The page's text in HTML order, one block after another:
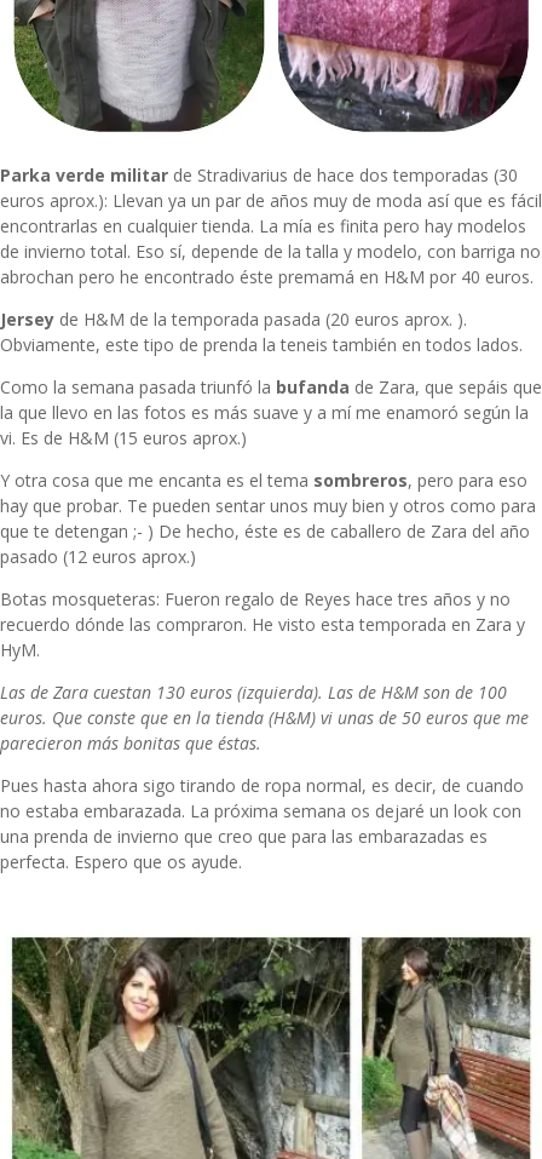
Parka verde militar de Stradivarius de hace dos temporadas (30
euros aprox.): Llevan ya un par de años muy de moda así que es fácil
encontrarlas en cualquier tienda. La mía es finita pero hay modelos
de invierno total. Eso sí, depende de la talla y modelo, con barriga no
abrochan pero he encontrado éste premamá en H&M por 40 euros.
Jersey de H&M de la temporada pasada (20 euros aprox. ).
Obviamente, este tipo de prenda la teneis también en todos lados.
Como la semana pasada triunfó la bufanda de Zara, que sepáis que
la que llevo en las fotos es más suave y a mí me enamoró según la
vi. Es de H&M (15 euros aprox.)
Y otra cosa que me encanta es el tema sombreros, pero para eso
hay que probar. Te pueden sentar unos muy bien y otros como para
que te detengan ;- ) De hecho, éste es de caballero de Zara del año
pasado (12 euros aprox.)
Botas mosqueteras: Fueron regalo de Reyes hace tres años y no
recuerdo dónde las compraron. He visto esta temporada en Zara y
HyM.
Las de Zara cuestan 130 euros (izquierda). Las de H&M son de 100
euros. Que conste que en la tienda (H&M) vi unas de 50 euros que me
parecieron más bonitas que éstas.
Pues hasta ahora sigo tirando de ropa normal, es decir, de cuando
no estaba embarazada. La próxima semana os dejaré un look con
una prenda de invierno que creo que para las embarazadas es
perfecta. Espero que os ayude.